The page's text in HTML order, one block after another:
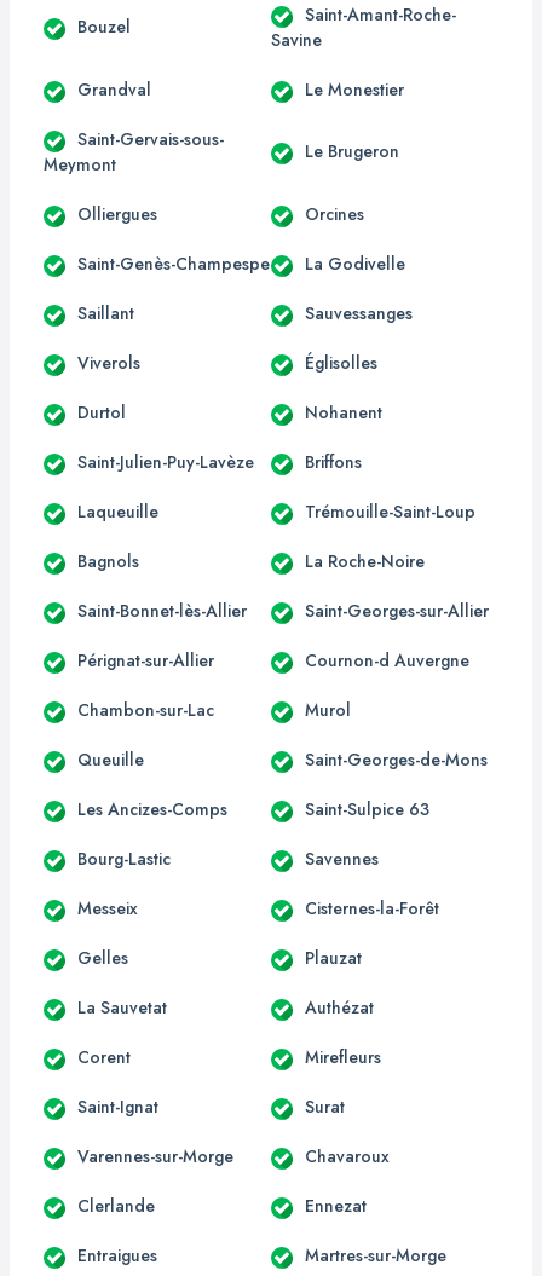
Bouzel
Saint-Amant-Roche-
Savine
Grandval Le Monestier
Saint-Gervais-sous-
Meymont
Le Brugeron
Olliergues Orcines
Saint-Genès-Champespe La Godivelle
Saillant Sauvessanges
Viverols Églisolles
Durtol Nohanent
Saint-Julien-Puy-Lavèze Briffons
Laqueuille Trémouille-Saint-Loup
Bagnols La Roche-Noire
Saint-Bonnet-lès-Allier Saint-Georges-sur-Allier
Pérignat-sur-Allier Cournon-d Auvergne
Chambon-sur-Lac Murol
Queuille Saint-Georges-de-Mons
Les Ancizes-Comps Saint-Sulpice 63
Bourg-Lastic Savennes
Messeix Cisternes-la-Forêt
Gelles Plauzat
La Sauvetat Authézat
Corent Mirefleurs
Saint-Ignat Surat
Varennes-sur-Morge Chavaroux
Clerlande Ennezat
Entraigues Martres-sur-Morge